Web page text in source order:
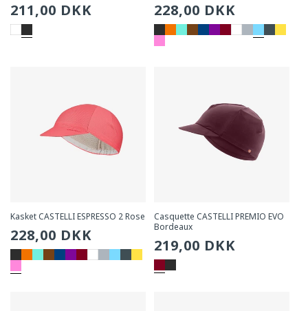
Sædvanlig
pris
211,00 DKK
Sædvanlig
pris
228,00 DKK
Kasket CASTELLI ESPRESSO 2 Rose
Sædvanlig
pris
228,00 DKK
Casquette CASTELLI PREMIO EVO
Bordeaux
Sædvanlig
pris
219,00 DKK